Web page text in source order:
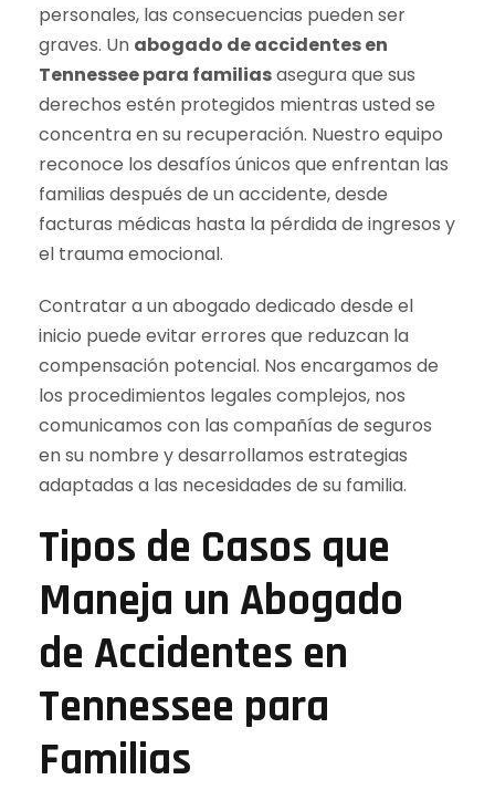
personales, las consecuencias pueden ser
graves. Un abogado de accidentes en
Tennessee para familiasasegura que sus
derechos estén protegidos mientras usted se
concentra en su recuperación. Nuestro equipo
reconoce los desafíos únicos que enfrentan las
familias después de un accidente, desde
facturas médicas hasta la pérdida de ingresos y
el trauma emocional.
Contratar a un abogado dedicado desde el
inicio puede evitar errores que reduzcan la
compensación potencial. Nos encargamos de
los procedimientos legales complejos, nos
comunicamos con las compañías de seguros
en su nombre y desarrollamos estrategias
adaptadas a las necesidades de su familia.
Tipos de Casos que
Maneja un Abogado
de Accidentes en
Tennessee para
Familias